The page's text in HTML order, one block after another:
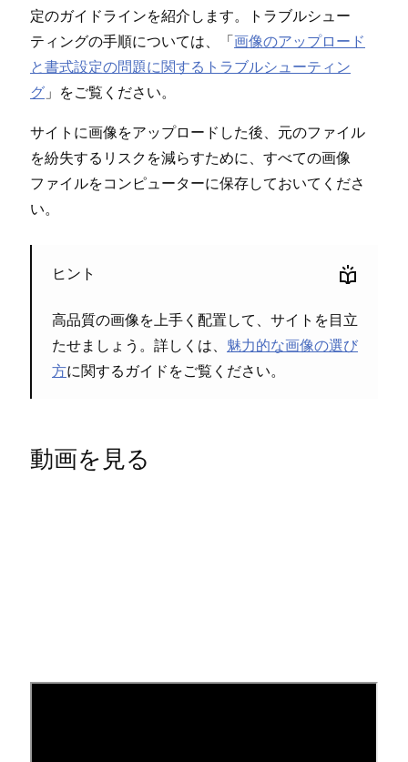
定のガイドラインを紹介します⁠。トラブルシ⁠ュ⁠ー
テ⁠ィングの手順については⁠、「⁠画像のア⁠ップロ⁠ード
と書式設定の問題に関するトラブルシ⁠ュ⁠ーテ⁠ィン
グ ⁠」をご覧ください⁠。
サイトに画像をア⁠ップロ⁠ードした後⁠、元のフ⁠ァイル
を紛失するリスクを減らすために⁠、すべての画像
フ⁠ァイルをコンピ⁠ュ⁠ータ⁠ーに保存しておいてくださ
い⁠。
ヒント
高品質の画像を上手く配置して⁠、サイトを目立
たせまし⁠ょう⁠。詳しくは⁠、 魅力的な画像の選び
方に関するガイドをご覧ください⁠。
動画を見る